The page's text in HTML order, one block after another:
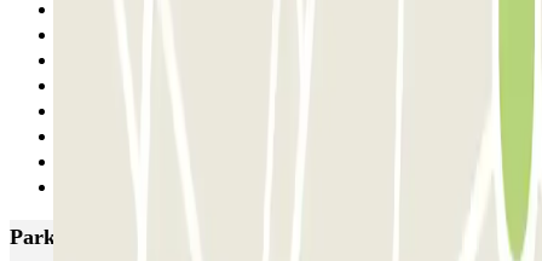
Parkings más valorados en Milán